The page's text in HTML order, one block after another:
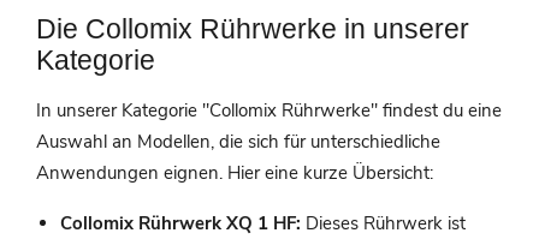
Die Collomix Rührwerke in unserer
Kategorie
In unserer Kategorie "Collomix Rührwerke" findest du eine
Auswahl an Modellen, die sich für unterschiedliche
Anwendungen eignen. Hier eine kurze Übersicht:
Collomix Rührwerk XQ 1 HF: Dieses Rührwerk ist